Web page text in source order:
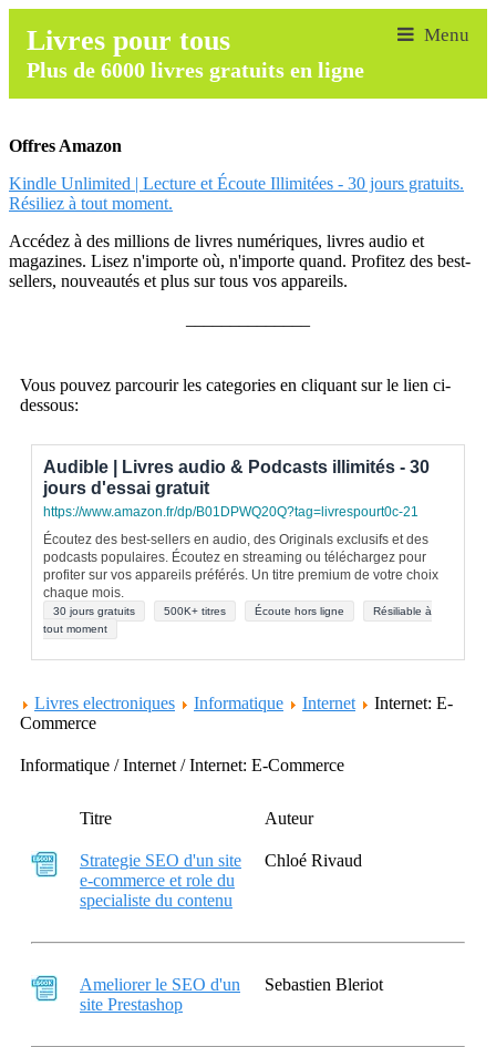
Livres pour tous
Plus de 6000 livres gratuits en ligne
Offres Amazon
Kindle Unlimited | Lecture et Écoute Illimitées - 30 jours gratuits.
Résiliez à tout moment.
Accédez à des millions de livres numériques, livres audio et
magazines. Lisez n'importe où, n'importe quand. Profitez des best-
sellers, nouveautés et plus sur tous vos appareils.
Vous pouvez parcourir les categories en cliquant sur le lien ci-
dessous:
Audible | Livres audio & Podcasts illimités - 30
jours d'essai gratuit
https://www.amazon.fr/dp/B01DPWQ20Q?tag=livrespourt0c-21
Écoutez des best-sellers en audio, des Originals exclusifs et des
podcasts populaires. Écoutez en streaming ou téléchargez pour
profiter sur vos appareils préférés. Un titre premium de votre choix
chaque mois.
30 jours gratuits 500K+ titres Écoute hors ligne
Résiliable à
tout moment
Livres electroniques Informatique Internet
Internet: E-
Commerce
Informatique / Internet / Internet: E-Commerce
Titre Auteur
Strategie SEO d'un site
e-commerce et role du
specialiste du contenu
Chloé Rivaud
Ameliorer le SEO d'un
site Prestashop
Sebastien Bleriot